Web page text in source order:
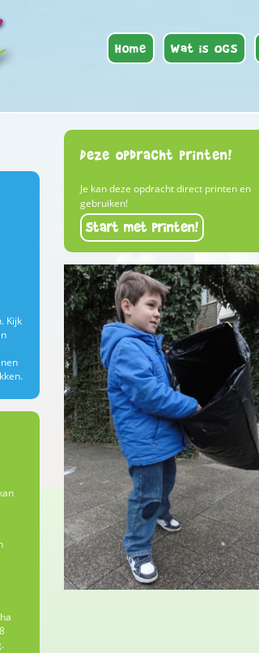
Home Wat is OGS
Kijk
Deze opdracht printen!
Je kan deze opdracht direct printen en
gebruiken!
Start met printen!